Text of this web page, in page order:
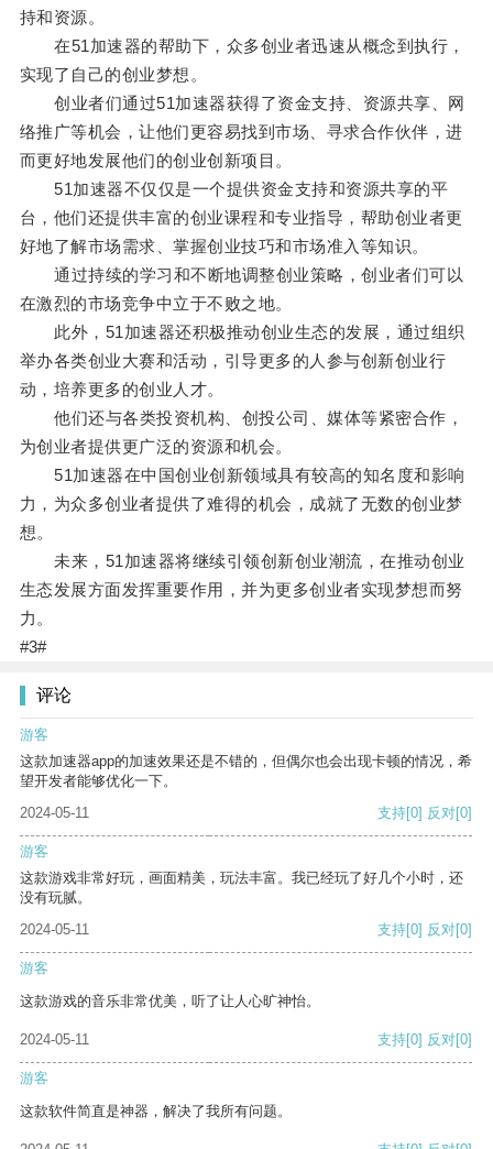
持和资源。
在51加速器的帮助下，众多创业者迅速从概念到执行，
实现了自己的创业梦想。
创业者们通过51加速器获得了资金支持、资源共享、网
络推广等机会，让他们更容易找到市场、寻求合作伙伴，进
而更好地发展他们的创业创新项目。
51加速器不仅仅是一个提供资金支持和资源共享的平
台，他们还提供丰富的创业课程和专业指导，帮助创业者更
好地了解市场需求、掌握创业技巧和市场准入等知识。
通过持续的学习和不断地调整创业策略，创业者们可以
在激烈的市场竞争中立于不败之地。
此外，51加速器还积极推动创业生态的发展，通过组织
举办各类创业大赛和活动，引导更多的人参与创新创业行
动，培养更多的创业人才。
他们还与各类投资机构、创投公司、媒体等紧密合作，
为创业者提供更广泛的资源和机会。
51加速器在中国创业创新领域具有较高的知名度和影响
力，为众多创业者提供了难得的机会，成就了无数的创业梦
想。
未来，51加速器将继续引领创新创业潮流，在推动创业
生态发展方面发挥重要作用，并为更多创业者实现梦想而努
力。
#3#
评论
游客
这款加速器app的加速效果还是不错的，但偶尔也会出现卡顿的情况，希
望开发者能够优化一下。
2024-05-11
支持[0] 反对[0]
游客
这款游戏非常好玩，画面精美，玩法丰富。我已经玩了好几个小时，还
没有玩腻。
2024-05-11
支持[0] 反对[0]
游客
这款游戏的音乐非常优美，听了让人心旷神怡。
2024-05-11 支持[0] 反对[0]
游客
这款软件简直是神器，解决了我所有问题。